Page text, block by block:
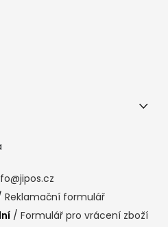
Reklamační formulář
/ Formulář pro vrácení zboží